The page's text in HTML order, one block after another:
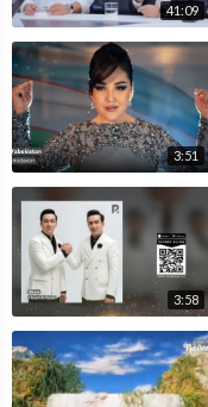
41:09
3:51
3:58